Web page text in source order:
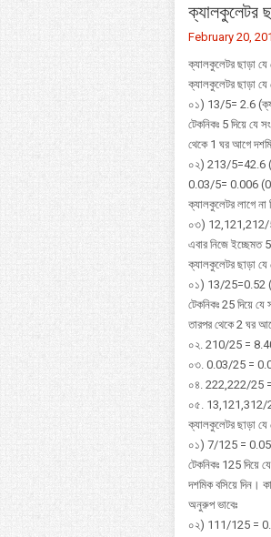
ক্যালকুলেটর
February 20,
ক্যালকুলেটর ছাড়া যে
ক্যালকুলেটর ছাড়া
০১) 13/5= 2.6
টেকনিকঃ 5 দিয়ে যে
থেকে 1 ঘর আগে
০২) 213/5=42.6
0.03/5= 0.006
ক্যালকুলেটর লাগে না
০৩)
এবার নিজে ইচ্ছেমত
ক্যালকুলেটর ছাড়া
০১) 13/25=0.52
টেকনিকঃ 25 দিয়ে
তারপর থেকে 2 ঘর
০২. 210/25 =
০৩. 0.03/25 =
০৪. 222,222/25
০৫. 13,121,312/
ক্যালকুলেটর ছাড়া
০১) 7/125 =
টেকনিকঃ 125 দিয়ে
দশমিক বসিয়ে দিন।
অনুরুপ ভাবেঃ
০২) 111/125 =